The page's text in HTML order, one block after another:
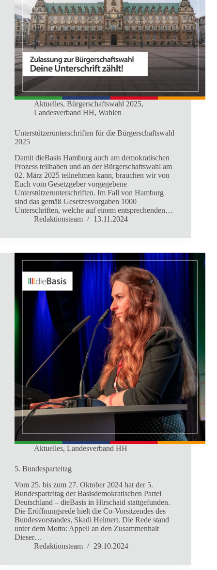
Aktuelles, Bürgerschaftswahl 2025,
Landesverband HH, Wahlen
Unterstützerunterschriften für die Bürgerschaftswahl
2025
Damit dieBasis Hamburg auch am demokratischen
Prozess teilhaben und an der Bürgerschaftswahl am
02. März 2025 teilnehmen kann, brauchen wir von
Euch vom Gesetzgeber vorgegebene
Unterstützerunterschriften. Im Fall von Hamburg
sind das gemäß Gesetzesvorgaben 1000
Unterschriften, welche auf einem entsprechenden…
Redaktionsteam
13.11.2024
Aktuelles, Landesverband HH
5. Bundesparteitag
Vom 25. bis zum 27. Oktober 2024 hat der 5.
Bundesparteitag der Basisdemokratischen Partei
Deutschland – dieBasis in Hirschaid stattgefunden.
Die Eröffnungsrede hielt die Co-Vorsitzendes des
Bundesvorstandes, Skadi Helmert. Die Rede stand
unter dem Motto: Appell an den Zusammenhalt
Dieser…
Redaktionsteam
29.10.2024